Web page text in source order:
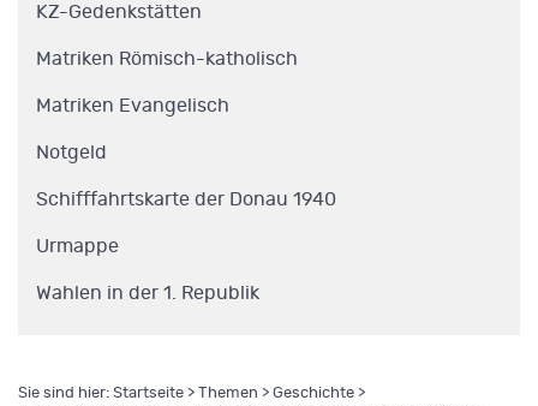
KZ-Gedenkstätten
Matriken Römisch-katholisch
Matriken Evangelisch
Notgeld
Schifffahrtskarte der Donau 1940
Urmappe
Wahlen in der 1. Republik
Sie sind hier: Startseite > Themen > Geschichte >